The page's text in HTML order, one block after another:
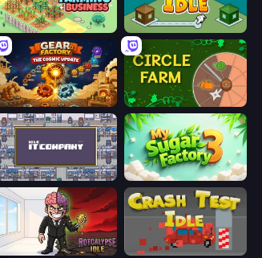
Idle Farming Business Connect idle
Gear Factory Circle Farm
Idle IT Company My Sugar Factory 3
Rotcalypse: Idle Incremental Crash Test Idle